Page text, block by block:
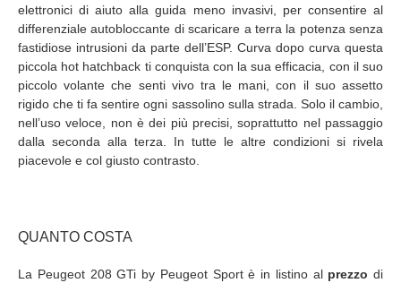
elettronici di aiuto alla guida meno invasivi, per consentire al
differenziale autobloccante di scaricare a terra la potenza senza
fastidiose intrusioni da parte dell’ESP. Curva dopo curva questa
piccola hot hatchback ti conquista con la sua efficacia, con il suo
piccolo volante che senti vivo tra le mani, con il suo assetto
rigido che ti fa sentire ogni sassolino sulla strada. Solo il cambio,
nell’uso veloce, non è dei più precisi, soprattutto nel passaggio
dalla seconda alla terza. In tutte le altre condizioni si rivela
piacevole e col giusto contrasto.
QUANTO COSTA
La Peugeot 208 GTi by Peugeot Sport è in listino al prezzo di